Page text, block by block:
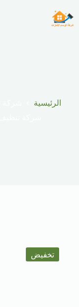
إلى
المحتوى
الرئيسية
تخفيض